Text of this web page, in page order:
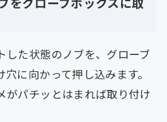
した状態のノブを、グローブ
に向かって押し込みます。
がパチッとはまれば取り付け